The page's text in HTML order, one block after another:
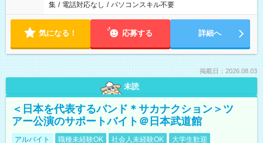
集 / 電話対応なし / パソコンスキル不要
気になる！ 応募する 詳細へ
掲載日：2026.08.03
未読
＜日本を代表するバンド＊サカナクション＞ツ
アー公演のサポートバイト＠日本武道館
アルバイト 職種未経験OK 社会人未経験OK
大学生歓迎